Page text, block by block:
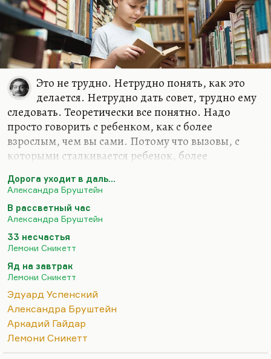
Как у нее это получилось, я до сих пор не
понимаю. Хотя слово «тайна» не вяжется с ее
ясной, удивительно простой и чистой судьбой, я
действительно не понимаю, как это случилось,
каким образом трилогия, три романа из жизни
девочки,…Это не трудно. Нетрудно понять, как это
делается. Нетрудно дать совет, трудно ему
следовать. Теоретически все понятно. Надо
просто говорить с ребенком, как с более
взрослым, чем вы сами. Потому что вызовы, с
которыми сталкивается ребенок, более
физиологический рост очень быстрый, новые
возможности каждый день. Вызовы, с которыми
сталкивается ребенок, более серьезные, чем все, с
чем сталкиваетесь вы. Поэтому надо уважать все,
с чем он сталкивается и говорить с ним
всегда максималистична.
Например, трилогия Бруштейна «Дорога уходит в
даль…», «В рассветный час» и «Весна», невзирая
на…
Дорога уходит в даль…
Александра Бруштейн
В рассветный час
Александра Бруштейн
33 несчастья
Лемони Сникетт
Яд на завтрак
Лемони Сникетт
Эдуард Успенский
Александра Бруштейн
Аркадий Гайдар
Лемони Сникетт